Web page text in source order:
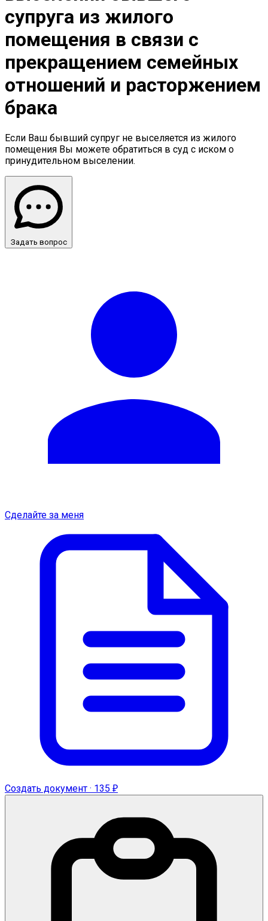
супруга из жилого
помещения в связи с
прекращением семейных
отношений и расторжением
брака
Если Ваш бывший супруг не выселяется из жилого
помещения Вы можете обратиться в суд с иском о
принудительном выселении.
Задать вопрос
Сделайте за меня
Создать документ · 135 ₽